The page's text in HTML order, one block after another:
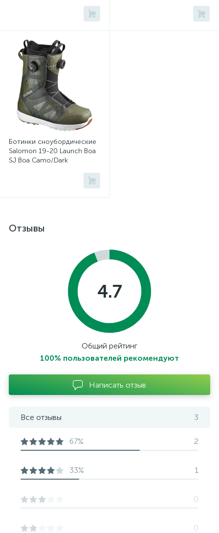
Ботинки сноубордические
Salomon 19-20 Launch Boa
SJ Boa Camo/Dark
Отзывы
4.7
Общий рейтинг
100% пользователей рекомендуют
Написать отзыв
Все отзывы 3
67% 2
33% 1
0
0